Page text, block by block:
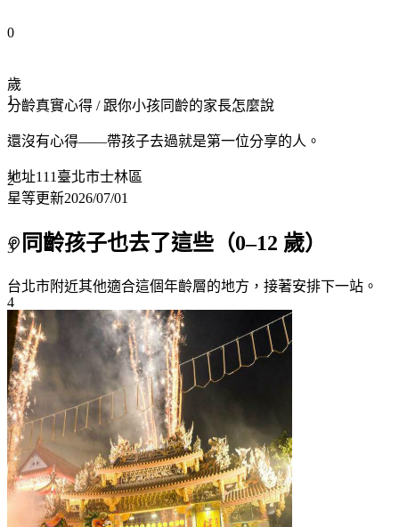
0
1
2
3
4
5
6
7+
歲
分齡真實心得 / 跟你小孩同齡的家長怎麼說
還沒有心得——帶孩子去過就是第一位分享的人。
地址111臺北市士林區
星等更新2026/07/01
同齡孩子也去了這些（0–12 歲）
台北市附近其他適合這個年齡層的地方，接著安排下一站。